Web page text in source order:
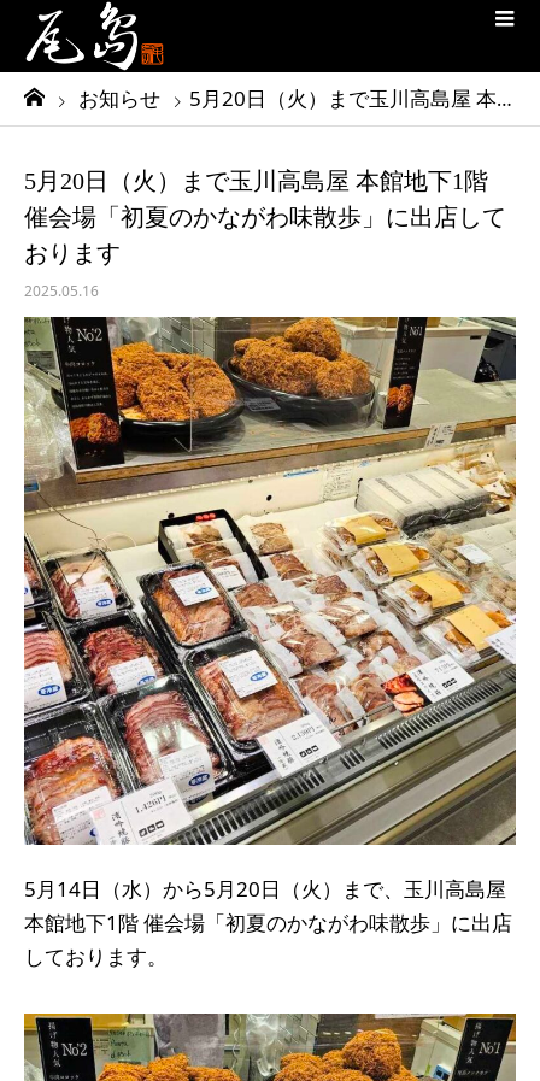
お知らせ 5月20日（火）まで玉川高島屋 本館地下1階 催会場「初夏のかながわ味散歩」に出店しております
5月20日（火）まで玉川高島屋 本館地下1階
催会場「初夏のかながわ味散歩」に出店して
おります
2025.05.16
5月14日（水）から5月20日（火）まで、玉川高島屋
本館地下1階 催会場「初夏のかながわ味散歩」に出店
しております。